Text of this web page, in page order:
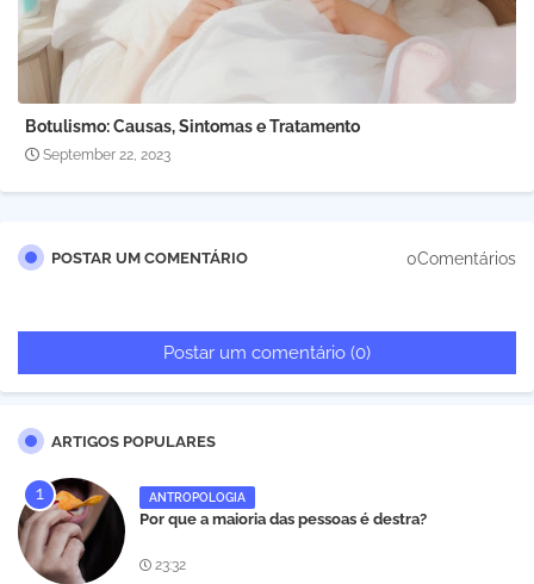
Botulismo: Causas, Sintomas e Tratamento
September 22, 2023
POSTAR UM COMENTÁRIO 0Comentários
Postar um comentário (0)
ARTIGOS POPULARES
ANTROPOLOGIA
Por que a maioria das pessoas é destra?
23:32